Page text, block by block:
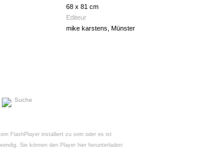
68 x 81 cm
Editeur
mike karstens, Münster
Suche
FlashPlayer installiert zu sein oder es ist
Sie können den Player hier herunterladen: